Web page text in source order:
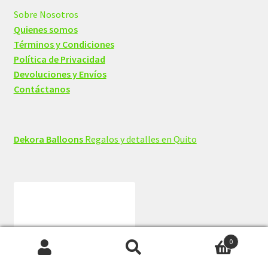
Sobre Nosotros
Quienes somos
Términos y Condiciones
Política de Privacidad
Devoluciones y Envíos
Contáctanos
Dekora BalloonsRegalos y detalles en Quito
0